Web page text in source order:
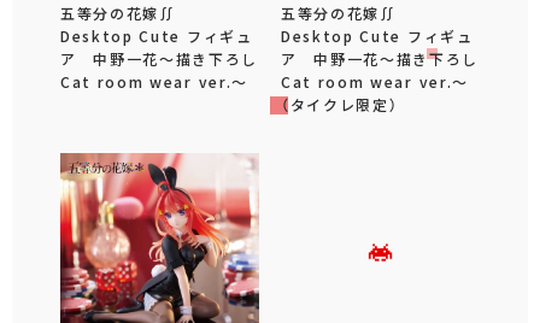
五等分の花嫁∬
Desktop Cute フィギュ
ア 中野一花～描き下ろし
Cat room wear ver.～
五等分の花嫁∬
Desktop Cute フィギュ
ア 中野一花～描き下ろし
Cat room wear ver.～
（タイクレ限定）